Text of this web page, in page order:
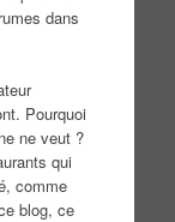
dans
Pourquoi
ne veut ?
qui
comme
blog, ce